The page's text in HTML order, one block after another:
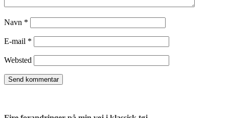
Navn *
E-mail *
Websted